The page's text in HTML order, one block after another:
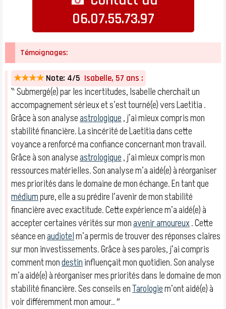
06.07.55.73.97
Témoignages:
★★★★ Note: 4/5 Isabelle, 57 ans :
‶ Submergé(e) par les incertitudes, Isabelle cherchait un
accompagnement sérieux et s’est tourné(e) vers Laetitia .
Grâce à son analyseastrologique, j’ai mieux compris mon
stabilité financière. La sincérité de Laetitia dans cette
voyance a renforcé ma confiance concernant mon travail.
Grâce à son analyseastrologique, j’ai mieux compris mon
ressources matérielles. Son analyse m’a aidé(e) à réorganiser
mes priorités dans le domaine de mon échange. En tant que
médiumpure, elle a su prédire l’avenir de mon stabilité
financière avec exactitude. Cette expérience m’a aidé(e) à
accepter certaines vérités sur monavenir amoureux. Cette
séance enaudiotelm’a permis de trouver des réponses claires
sur mon investissements. Grâce à ses paroles, j’ai compris
comment mondestininfluençait mon quotidien. Son analyse
m’a aidé(e) à réorganiser mes priorités dans le domaine de mon
stabilité financière. Ses conseils enTarologiem’ont aidé(e) à
voir différemment mon amour.. ″